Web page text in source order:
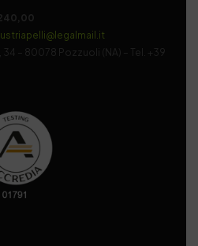
34 – 80078 Pozzuoli (NA) – Tel. +39